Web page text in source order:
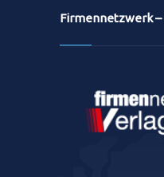
Firmennetzwerk –